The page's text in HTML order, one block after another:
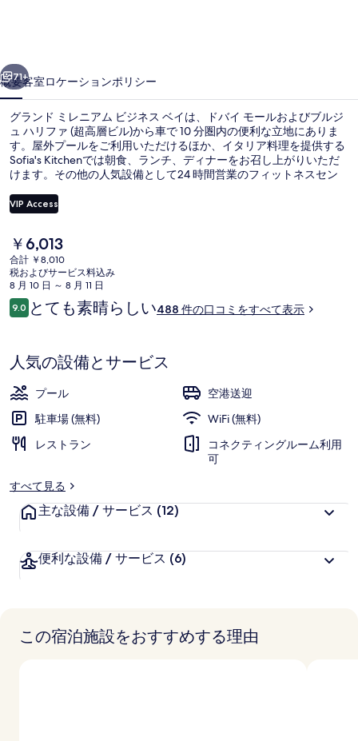
ア
ム
ビ
ジ
ネ
ス
イ
の
写
ギ
ャ
ラ
リ
ー
71+
概要客室ロケーションポリシー
グランド ミレニアム ビジネス ベイは、ドバイ モールおよびブルジ
ュ ハリファ (超高層ビル)から車で 10 分圏内の便利な立地にありま
す。屋外プールをご利用いただけるほか、イタリア料理を提供する
Sofia's Kitchenでは朝食、ランチ、ディナーをお召し上がりいただ
けます。その他の人気設備として24 時間営業のフィットネスセン
VIP Access
現
在
の
料
金
は
す
￥6,013
合計 ￥8,010
税およびサービス料込み
8 月 10 日 ～ 8 月 11 日
口
コ
9.010段階中9.0
とても素晴らしい488 件の口コミをすべて表示
人気の設備とサービス
プール
空港送迎
駐車場 (無料)
WiFi (無料)
レストラン
コネクティングルーム利用
可
すべて見る
主な設備 / サービス (12)
便利な設備 / サービス (6)
この宿泊施設をおすすめする理由